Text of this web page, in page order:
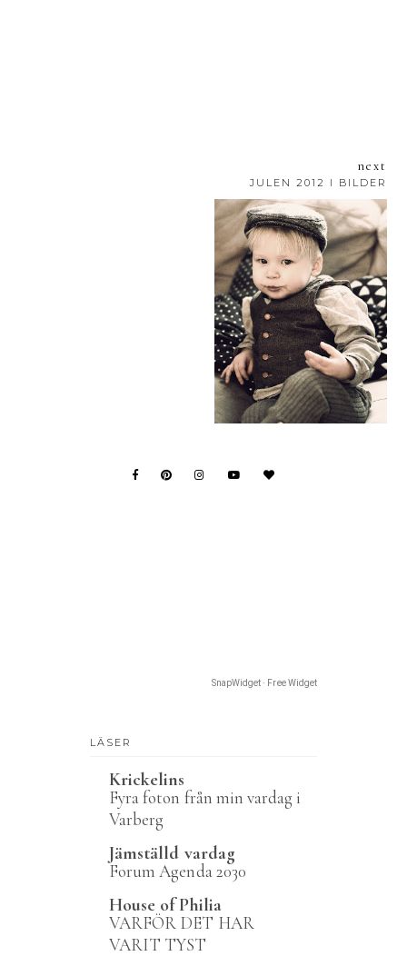
next
JULEN 2012 I BILDER
SnapWidget · Free Widget
LÄSER
Krickelins
Fyra foton från min vardag i
Varberg
Jämställd vardag
Forum Agenda 2030
House of Philia
VARFÖR DET HAR
VARIT TYST